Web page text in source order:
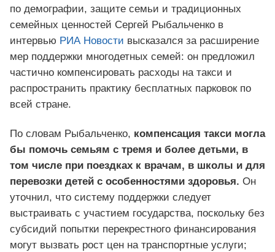
по демографии, защите семьи и традиционных
семейных ценностей Сергей Рыбальченко в
интервью РИА Новости высказался за расширение
мер поддержки многодетных семей: он предложил
частично компенсировать расходы на такси и
распространить практику бесплатных парковок по
всей стране.
По словам Рыбальченко, компенсация такси могла
бы помочь семьям с тремя и более детьми, в
том числе при поездках к врачам, в школы и для
перевозки детей с особенностями здоровья. Он
уточнил, что систему поддержки следует
выстраивать с участием государства, поскольку без
субсидий попытки перекрестного финансирования
могут вызвать рост цен на транспортные услуги;